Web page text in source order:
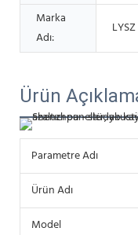
Marka
Adı:
LYSZ
Ürün
Parametre Adı
Ürün Adı
Model